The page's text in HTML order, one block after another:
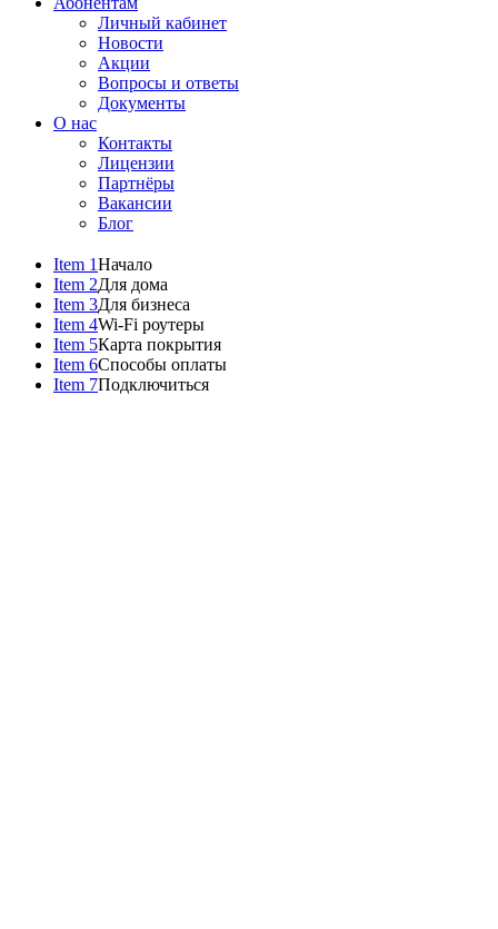
Личный кабинет
Новости
Акции
Вопросы и ответы
Документы
О нас
Контакты
Лицензии
Партнёры
Вакансии
Блог
Item 1Начало
Item 2Для дома
Item 3Для бизнеса
Item 4Wi-Fi роутеры
Item 5Карта покрытия
Item 6Способы оплаты
Item 7Подключиться